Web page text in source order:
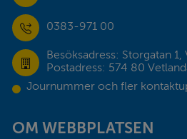
0383-971 00
Besöksadress: Storgatan 1,
Postadress: 574 80
Journummer och fler
OM WEBBPLATSEN